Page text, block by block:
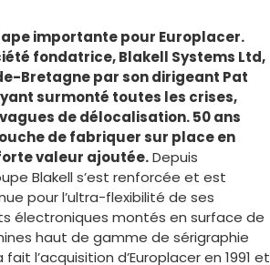
importante pour Europlacer.
fondatrice, Blakell Systems Ltd,
Bretagne par son dirigeant Pat
surmonté toutes les crises,
de délocalisation. 50 ans
de fabriquer sur place en
valeur ajoutée.Depuis
Blakell s’est renforcée et est
pour l’ultra-flexibilité de ses
électroniques montés en surface de
haut de gamme de sérigraphie
l’acquisition d’Europlacer en 1991 et